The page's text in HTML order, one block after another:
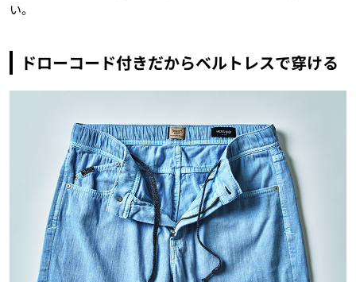
い。
ドローコード付きだからベルトレスで穿ける